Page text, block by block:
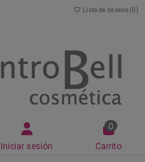
Lista de deseos (0 )
Iniciar sesión
0
Carrito